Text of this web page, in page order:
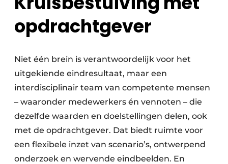
opdrachtgever
Niet één brein is verantwoordelijk voor het
uitgekiende eindresultaat, maar een
interdisciplinair team van competente mensen
– waaronder medewerkers én vennoten – die
dezelfde waarden en doelstellingen delen, ook
met de opdrachtgever. Dat biedt ruimte voor
een flexibele inzet van scenario’s, ontwerpend
onderzoek en wervende eindbeelden. En